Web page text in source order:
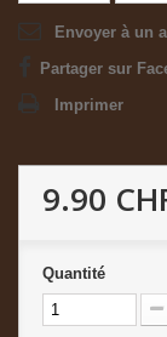
Envoyer à un
Partager sur
Imprimer
9.90
Quantité